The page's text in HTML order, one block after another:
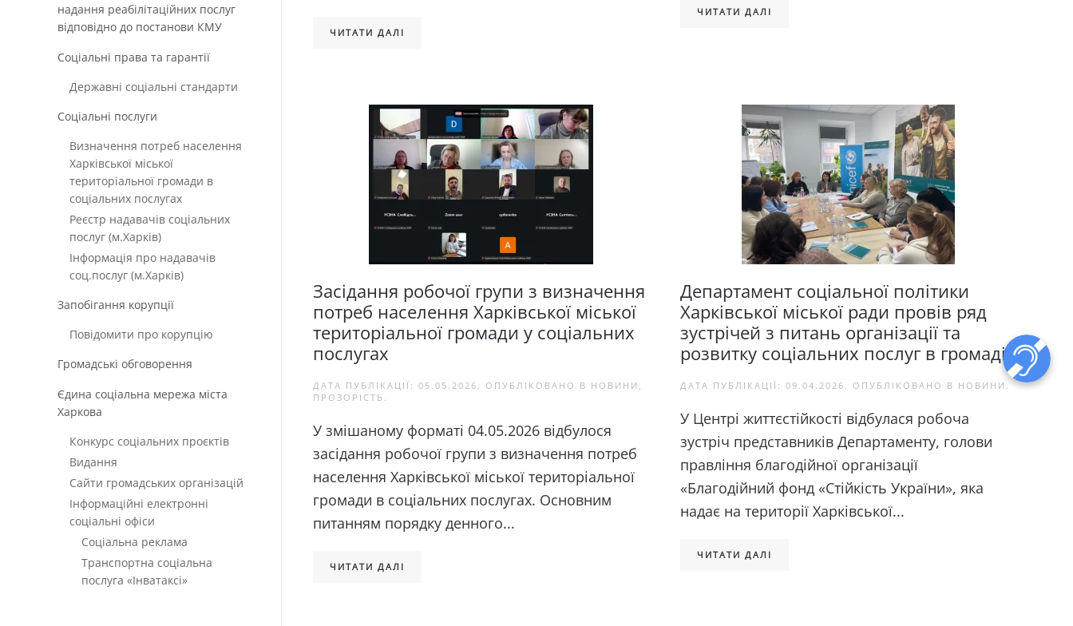
ЧИТАТИ ДАЛІ
ЧИТАТИ ДАЛІ
Засідання робочої групи з визначення
потреб населення Харківської міської
територіальної громади у соціальних
послугах
ДАТА ПУБЛІКАЦІЇ: 05.05.2026 . ОПУБЛІКОВАНО В НОВИНИ ,
ПРОЗОРІСТЬ .
У змішаному форматі 04.05.2026 відбулося
засідання робочої групи з визначення потреб
населення Харківської міської територіальної
громади в соціальних послугах. Основним
питанням порядку денного...
ЧИТАТИ ДАЛІ
Департамент соціальної політики
Харківської міської ради провів ряд
зустрічей з питань організації та
розвитку соціальних послуг в громаді
ДАТА ПУБЛІКАЦІЇ: 09.04.2026 . ОПУБЛІКОВАНО В НОВИНИ .
У Центрі життєстійкості відбулася робоча
зустріч представників Департаменту, голови
правління благодійної організації
«Благодійний фонд «Стійкість України», яка
надає на території Харківської...
ЧИТАТИ ДАЛІ
надання реабілітаційних послуг
відповідно до постанови КМУ
Соціальні права та гарантії
Державні соціальні стандарти
Соціальні послуги
Визначення потреб населення
Харківської міської
територіальної громади в
соціальних послугах
Реєстр надавачів соціальних
послуг (м.Харків)
Інформація про надавачів
соц.послуг (м.Харків)
Запобігання корупції
Повідомити про корупцію
Громадські обговорення
Єдина соціальна мережа міста
Харкова
Конкурс соціальних проєктів
Видання
Сайти громадських організацій
Інформаційні електронні
соціальні офіси
Соціальна реклама
Транспортна соціальна
послуга «Інватаксі»